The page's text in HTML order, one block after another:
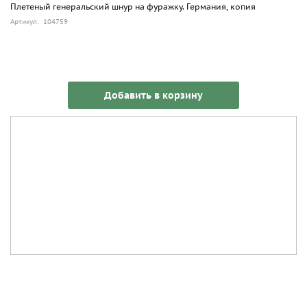
Плетеный генеральский шнур на фуражку. Германия, копия
Артикул: 104759
Добавить в корзину